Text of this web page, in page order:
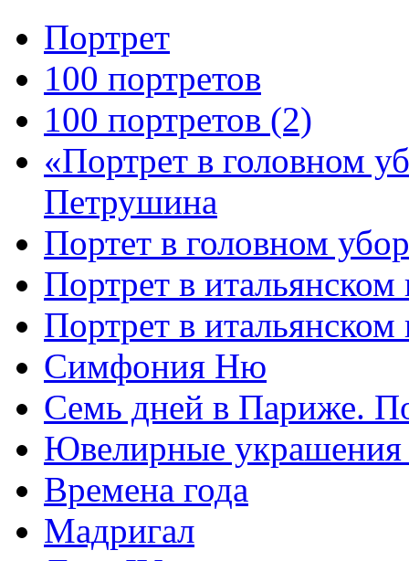
Портрет
100 портретов
100 портретов (2)
«Портрет в головном
Петрушина
Портет в головном
Портрет в
Портрет в
Симфония Ню
Семь дней в Париже.
Ювелирные украшения
Времена года
Мадригал